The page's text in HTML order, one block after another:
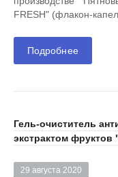
FRESH" (флакон-
Подробнее
Гель-очиститель
экстрактом фруктов
29 августа 2020